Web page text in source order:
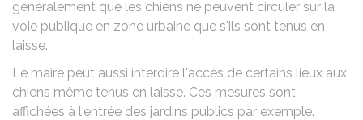
généralement que les chiens ne peuvent circuler sur la
voie publique en zone urbaine que s'ils sont tenus en
laisse.
Le maire peut aussi interdire l'accès de certains lieux aux
chiens même tenus en laisse. Ces mesures sont
affichées à l'entrée des jardins publics par exemple.